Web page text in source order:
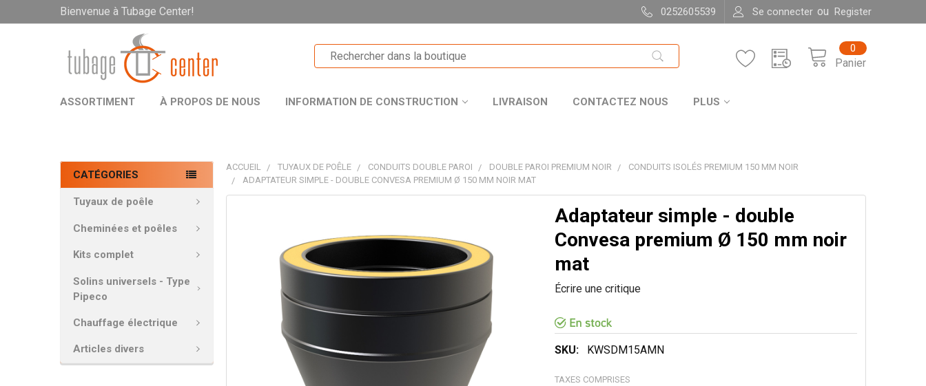
Bienvenue à Tubage Center! 0252605539 Se connecter ou Register
Panier
0
ASSORTIMENT À PROPOS DE NOUS INFORMATION DE CONSTRUCTION LIVRAISON CONTACTEZ NOUS PLUS
CATÉGORIES
Tuyaux de poêle
Cheminées et poêles
Kits complet
Solins universels - Type
Pipeco
Chauffage électrique
Articles divers
ACCUEIL TUYAUX DE POÊLE CONDUITS DOUBLE PAROI DOUBLE PAROI PREMIUM NOIR
CONDUITS ISOLÉS PREMIUM 150 MM NOIR
ADAPTATEUR SIMPLE - DOUBLE CONVESA PREMIUM Ø 150 MM NOIR MAT
Adaptateur simple - double
Convesa premium Ø 150 mm noir
mat
Écrire une critique
SKU: KWSDM15AMN
TAXES COMPRISES
ENSEMBLE:
TOUT
SÉLECTIONNER
AJOUTER
SÉLECTION
AU PANIER